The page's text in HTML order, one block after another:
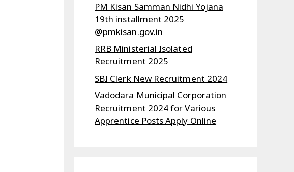
PM Kisan Samman Nidhi Yojana
19th installment 2025
@pmkisan.gov.in
RRB Ministerial Isolated
Recruitment 2025
SBI Clerk New Recruitment 2024
Vadodara Municipal Corporation
Recruitment 2024 for Various
Apprentice Posts Apply Online